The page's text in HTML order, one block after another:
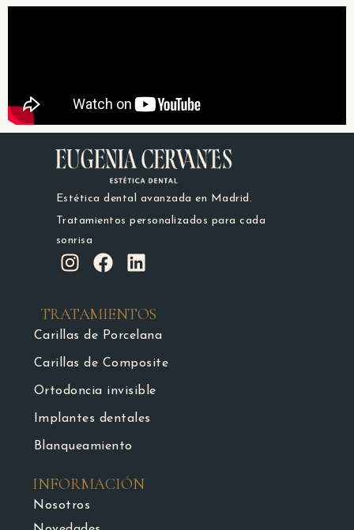
Estética dental avanzada en Madrid.
Tratamientos personalizados para cada
sonrisa
TRATAMIENTOS
Carillas de Porcelana
Carillas de Composite
Ortodoncia invisible
Implantes dentales
Blanqueamiento
INFORMACIÓN
Nosotros